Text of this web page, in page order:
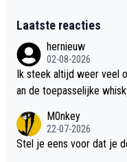
Laatste reacties
hernieuw
02-08-2026
Ik steek altijd weer veel
an de toepasselijke
M0nkey
22-07-2026
Stel je eens voor dat je